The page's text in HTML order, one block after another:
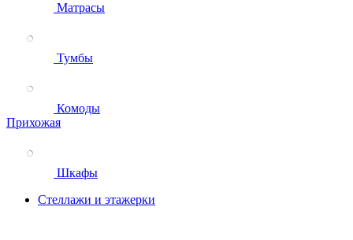
Матрасы
Тумбы
Комоды
Прихожая
Шкафы
Стеллажи и этажерки